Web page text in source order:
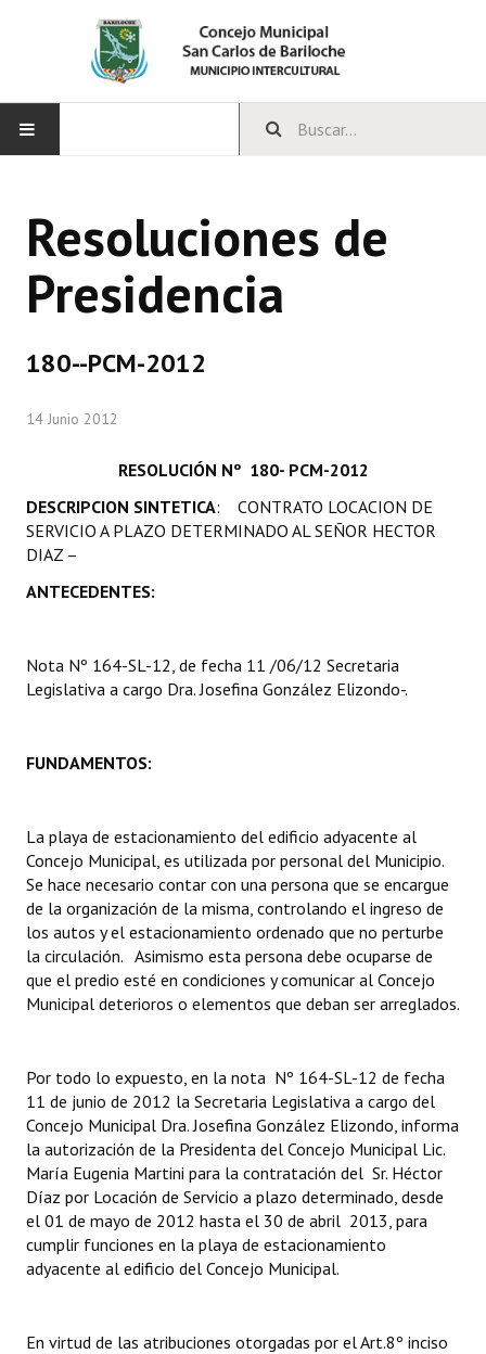
CONCEJO
Bloques Políticos
Comisiones Permanentes
Comisiones Especiales
Concejales Mandato Cumplido
Programas
LEGISLACIÓN
Carta Orgánica 2007
Organigrama
DOCUMENTOS
Informes de Gestión
Proyectos Presentados
Dictámenes Asesoría Letrada
Informes de Unidad Coordinadora
Ejecución Presupuestaria
Actas de Audiencias Públicas
NORMATIVA
Declaraciones
Resoluciones de
Presidencia
180--PCM-2012
14 Junio 2012
RESOLUCIÓN Nº 180- PCM-2012
DESCRIPCION SINTETICA: CONTRATO LOCACION DE
SERVICIO A PLAZO DETERMINADO AL SEÑOR HECTOR
DIAZ –
ANTECEDENTES:
Nota Nº 164-SL-12, de fecha 11 /06/12 Secretaria
Legislativa a cargo Dra. Josefina González Elizondo-.
FUNDAMENTOS:
La playa de estacionamiento del edificio adyacente al
Concejo Municipal, es utilizada por personal del Municipio.
Se hace necesario contar con una persona que se encargue
de la organización de la misma, controlando el ingreso de
los autos y el estacionamiento ordenado que no perturbe
la circulación. Asimismo esta persona debe ocuparse de
que el predio esté en condiciones y comunicar al Concejo
Municipal deterioros o elementos que deban ser arreglados.
Por todo lo expuesto, en la nota Nº 164-SL-12 de fecha
11 de junio de 2012 la Secretaria Legislativa a cargo del
Concejo Municipal Dra. Josefina González Elizondo, informa
la autorización de la Presidenta del Concejo Municipal Lic.
María Eugenia Martini para la contratación del Sr. Héctor
Díaz por Locación de Servicio a plazo determinado, desde
el 01 de mayo de 2012 hasta el 30 de abril 2013, para
cumplir funciones en la playa de estacionamiento
adyacente al edificio del Concejo Municipal.
En virtud de las atribuciones otorgadas por el Art.8º inciso